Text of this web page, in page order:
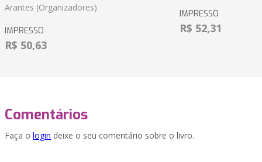
Arantes (Organizadores)
IMPRESSO
R$ 50,63
IMPRESSO
R$ 52,31
Comentários
Faça o login deixe o seu comentário sobre o livro.